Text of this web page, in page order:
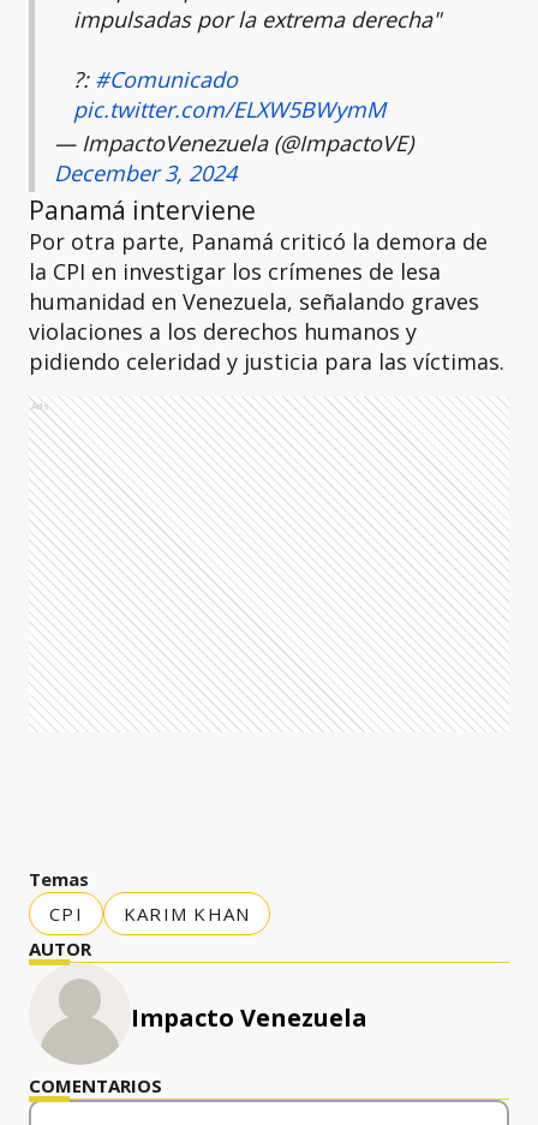
impulsadas por la extrema derecha"
?: #Comunicado
pic.twitter.com/ELXW5BWymM
— ImpactoVenezuela (@ImpactoVE)
December 3, 2024
Panamá interviene
Por otra parte, Panamá criticó la demora de
la CPI en investigar los crímenes de lesa
humanidad en Venezuela, señalando graves
violaciones a los derechos humanos y
pidiendo celeridad y justicia para las víctimas.
Ads
Temas
CPI
KARIM KHAN
AUTOR
Impacto Venezuela
COMENTARIOS